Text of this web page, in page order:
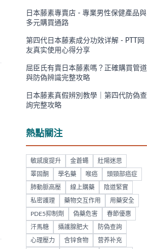
日本藤素專賣店 - 專業男性保健產品與
多元購買通路
第四代日本藤素成分功效详解 - PTT网
友真实使用心得分享
屈臣氏有賣日本藤素嗎？正確購買管道
與防偽辨識完整攻略
日本藤素真假辨別教學｜第四代防偽查
詢完整攻略
熱點關注
敏感度提升 金蒼蠅 壯陽迷思
睪固酮 學名藥 喉癌 頭頸部癌症
肺動脈高壓 線上購藥 陰道緊實
私密護理 藥物交互作用 用藥安全
PDE5抑制劑 偽藥危害 春節優惠
汗馬糖 攝護腺肥大 防偽查詢
心理壓力 含锌食物 营养补充